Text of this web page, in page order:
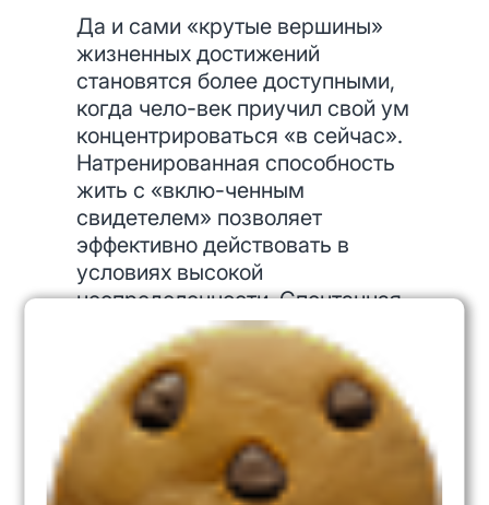
Да и сами «крутые вершины»
жизненных достижений
становятся более доступными,
когда чело-век приучил свой ум
концентрироваться «в сейчас».
Натренированная способность
жить с «вклю-ченным
свидетелем» позволяет
эффективно действовать в
условиях высокой
неопределенности. Спонтанная
осознанность помогает
вырваться из плена
стереотипных,
запрограммированных реакций,
открывать новые пути,
вырабатывать новые
жизненные стратегии.